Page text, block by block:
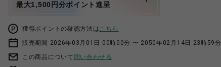
最大1,500円分ポイント進呈
獲得ポイントの確認方法はこちら
販売期間 2026年03月01日 00時00分 〜 2050年02月14日 23時59分
この商品について 問い合わせる